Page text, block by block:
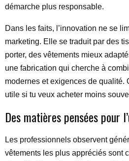
démarche plus responsable.
Dans les faits, l’innovation ne se
marketing. Elle se traduit par des
porter, des vêtements mieux
une fabrication qui cherche à
modernes et exigences de qualité.
utile si tu veux acheter moins
Des matières pensées pour
Les professionnels observent
vêtements les plus appréciés sont